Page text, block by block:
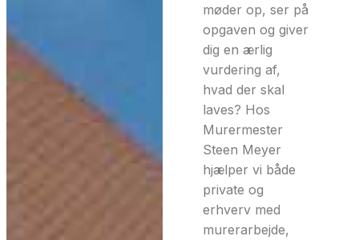
møder op, ser på
opgaven og giver
dig en ærlig
vurdering af,
hvad der skal
laves? Hos
Murermester
Steen Meyer
hjælper vi både
private og
erhverv med
murerarbejde,